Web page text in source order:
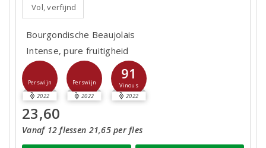
Vol, verfijnd
Bourgondische Beaujolais
Intense, pure fruitigheid
Perswijn
2022
Perswijn
2022
91
Vinous
2022
23,60
Vanaf 12 flessen 21,65 per fles